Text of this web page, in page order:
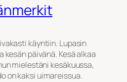
käyntiin. Lupasin
kesän päivänä. Kesä alkaa
mielestäni kesäkuussa,
on kaksi uimareissua.